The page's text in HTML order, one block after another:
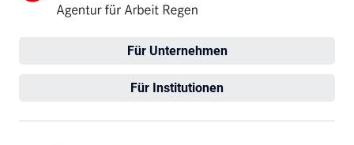
Für Unternehmen
Für Institutionen